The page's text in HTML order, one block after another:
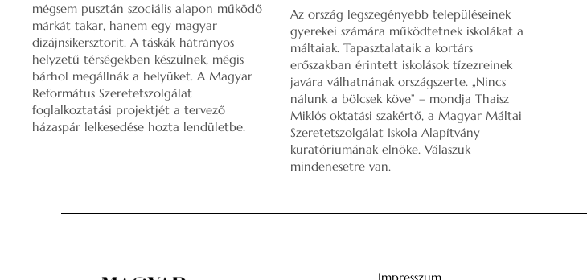
mégsem pusztán szociális alapon működő
márkát takar, hanem egy magyar
dizájnsikersztorit. A táskák hátrányos
helyzetű térségekben készülnek, mégis
bárhol megállnák a helyüket. A Magyar
Református Szeretetszolgálat
foglalkoztatási projektjét a tervező
házaspár lelkesedése hozta lendületbe.
Az ország legszegényebb településeinek
gyerekei számára működtetnek iskolákat a
máltaiak. Tapasztalataik a kortárs
erőszakban érintett iskolások tízezreinek
javára válhatnának országszerte. „Nincs
nálunk a bölcsek köve” – mondja Thaisz
Miklós oktatási szakértő, a Magyar Máltai
Szeretetszolgálat Iskola Alapítvány
kuratóriumának elnöke. Válaszuk
mindenesetre van.